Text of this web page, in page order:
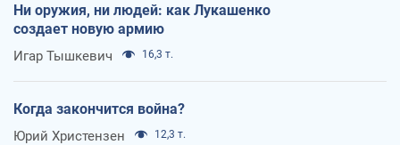
Ни оружия, ни людей: как Лукашенко
создает новую армию
Игар Тышкевич 16,3 т.
Когда закончится война?
Юрий Христензен 12,3 т.